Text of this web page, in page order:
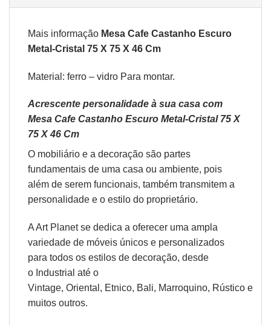
Mais informação Mesa Cafe Castanho Escuro
Metal-Cristal 75 X 75 X 46 Cm
Material: ferro – vidro Para montar.
Acrescente personalidade à sua casa com
Mesa Cafe Castanho Escuro Metal-Cristal 75 X
75 X 46 Cm
O mobiliário e a decoração são partes
fundamentais de uma casa ou ambiente, pois
além de serem funcionais, também transmitem a
personalidade e o estilo do proprietário.
A Art Planet se dedica a oferecer uma ampla
variedade de móveis únicos e personalizados
para todos os estilos de decoração, desde
o Industrial até o
Vintage, Oriental , Etnico, Bali, Marroquino, Rústico e
muitos outros.